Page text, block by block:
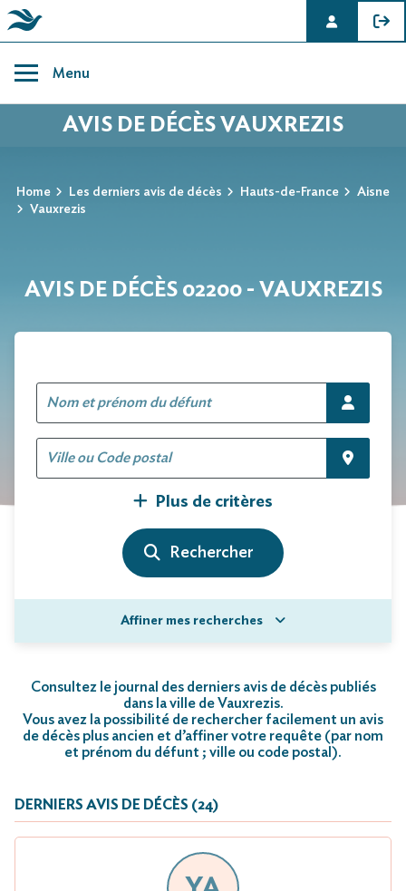
content
Menu
AVIS DE DÉCÈS VAUXREZIS
Home Les derniers avis de décès Hauts-de-France
Aisne
Vauxrezis
AVIS DE DÉCÈS 02200 - VAUXREZIS
Plus de critères
Affiner mes recherches
Consultez le journal des derniers avis de décès publiés
dans la ville de Vauxrezis.
Vous avez la possibilité de rechercher facilement un avis
de décès plus ancien et d’affiner votre requête (par nom
et prénom du défunt ; ville ou code postal).
DERNIERS AVIS DE DÉCÈS (24)